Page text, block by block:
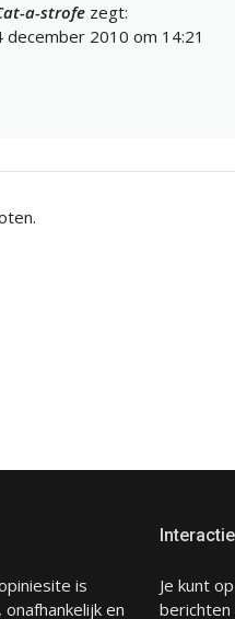
a-strofe zegt:
december 2010 om 14:21
is
en
Interactie
Je kunt
berichten